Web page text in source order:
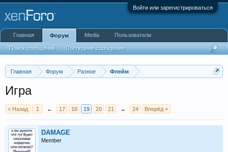
Войти или зарегистрироваться
Главная Форум Разное Флейм
Игра
< Назад 1 ← 17 18 19 20 21 → 24 Вперёд >
DAMAGE
Member
Главная Форум
Поиск сообщений Последние сообщения
Media Пользователи